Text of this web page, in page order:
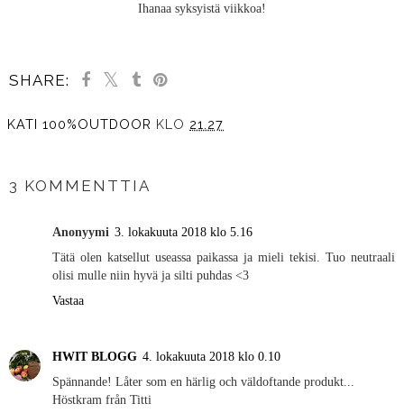
Ihanaa syksyistä viikkoa!
SHARE:
KATI 100%OUTDOOR KLO 21.27
3 KOMMENTTIA
Anonyymi 3. lokakuuta 2018 klo 5.16
Tätä olen katsellut useassa paikassa ja mieli tekisi. Tuo neutraali
olisi mulle niin hyvä ja silti puhdas <3
Vastaa
HWIT BLOGG 4. lokakuuta 2018 klo 0.10
Spännande! Låter som en härlig och väldoftande produkt...
Höstkram från Titti